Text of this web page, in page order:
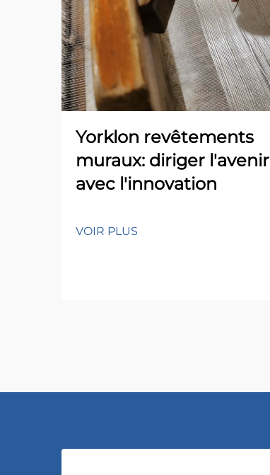
Yorklon revêtements
muraux: diriger l'avenir
avec l'innovation
VOIR PLUS